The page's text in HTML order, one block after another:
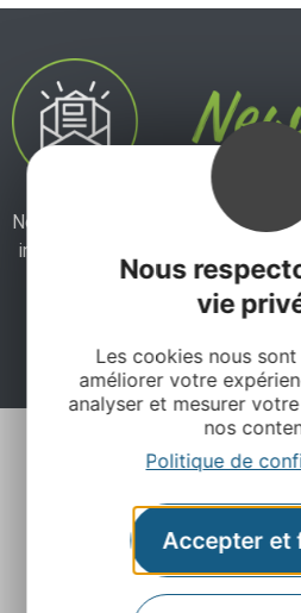
Nous
vie
Les cookies nous
améliorer votre
analyser et mesurer
nos
Politique de
Accepter et
Ne manquez pas notre
inspirer pour profiter pleinement